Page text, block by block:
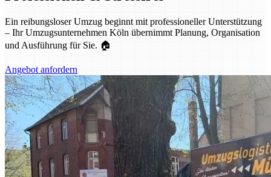
Ein reibungsloser Umzug beginnt mit professioneller Unterstützung
– Ihr Umzugsunternehmen Köln übernimmt Planung, Organisation
und Ausführung für Sie. 🏠
Angebot anfordern